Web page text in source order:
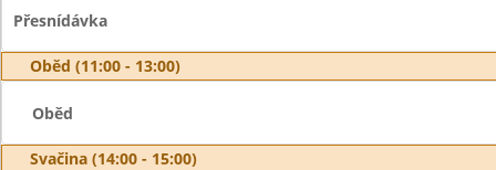
Přesnídávka
Oběd (11:00 - 13:00)
Oběd
Svačina (14:00 - 15:00)